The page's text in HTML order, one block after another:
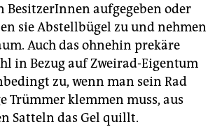
BesitzerInnen aufgegeben oder
sie Abstellbügel zu und nehmen
Auch das ohnehin prekäre
in Bezug auf Zweirad-Eigentum
zu, wenn man sein Rad
Trümmer klemmen muss, aus
Satteln das Gel quillt.